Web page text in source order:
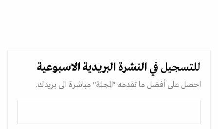
للتسجيل في النشرة البريدية الاسبوعية
احصل على أفضل ما تقدمه "المجلة" مباشرة الى بريدك.